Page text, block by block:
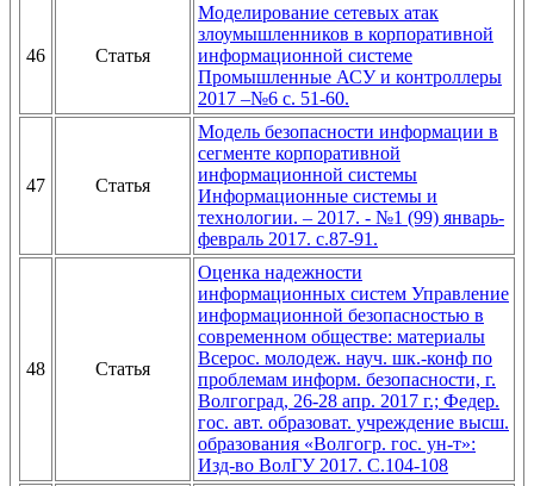
46 Статья
Моделирование сетевых атак
злоумышленников в корпоративной
информационной системе
Промышленные АСУ и контроллеры
2017 –№6 с. 51-60.
47 Статья
Модель безопасности информации в
сегменте корпоративной
информационной системы
Информационные системы и
технологии. – 2017. - №1 (99) январь-
февраль 2017. с.87-91.
48 Статья
Оценка надежности
информационных систем Управление
информационной безопасностью в
современном обществе: материалы
Всерос. молодеж. науч. шк.-конф по
проблемам информ. безопасности, г.
Волгоград, 26-28 апр. 2017 г.; Федер.
гос. авт. образоват. учреждение высш.
образования «Волгогр. гос. ун-т»:
Изд-во ВолГУ 2017. С.104-108